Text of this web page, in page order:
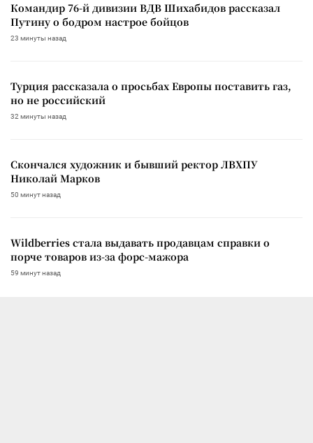
Командир 76-й дивизии ВДВ Шихабидов рассказал
Путину о бодром настрое бойцов
23 минуты назад
Турция рассказала о просьбах Европы поставить газ,
но не российский
32 минуты назад
Скончался художник и бывший ректор ЛВХПУ
Николай Марков
50 минут назад
Wildberries стала выдавать продавцам справки о
порче товаров из-за форс-мажора
59 минут назад